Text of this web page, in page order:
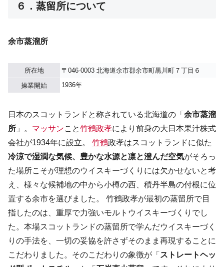
６．蒸留所について
余市蒸溜所
所在地
〒046-0003 北海道余市郡余市町黒川町７丁目６
操業開始
1936年
日本のスコットランドと称されている北海道の「 余市蒸溜
所 」。 マッサンこと竹鶴政孝により前身の大日本果汁株式
会社が1934年に設立。 竹鶴政孝はスコットランドに似た
冷涼で湿潤な気候、豊かな水源と凛と澄んだ空気がそろっ
た場所こそが理想のウイスキーづくりには欠かせないと考
え、様々な候補地の中から小樽の西、積丹半島の付根に位
置する余市を選びました。 竹鶴政孝が最初の蒸留所で目
指したのは、重厚で力強いモルトウイスキーづくりでし
た。本場スコットランドの蒸留所で学んだウイスキーづく
りの手法を、一切の妥協を許さずそのまま再現することに
こだわりました。そのこだわりの象徴が「 ストレートヘッ